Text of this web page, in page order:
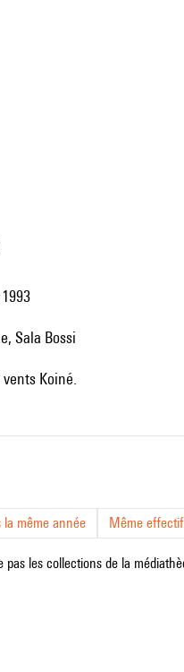
1993
Sala Bossi
Koiné.
la même année Même
les collections de la